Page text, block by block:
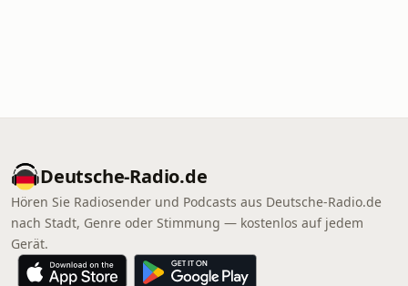
Deutsche-Radio.de
Hören Sie Radiosender und Podcasts aus Deutsche-Radio.de
nach Stadt, Genre oder Stimmung — kostenlos auf jedem
Gerät.